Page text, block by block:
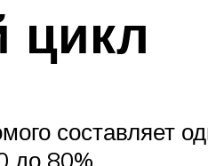
цикл
составляет
до 80%.